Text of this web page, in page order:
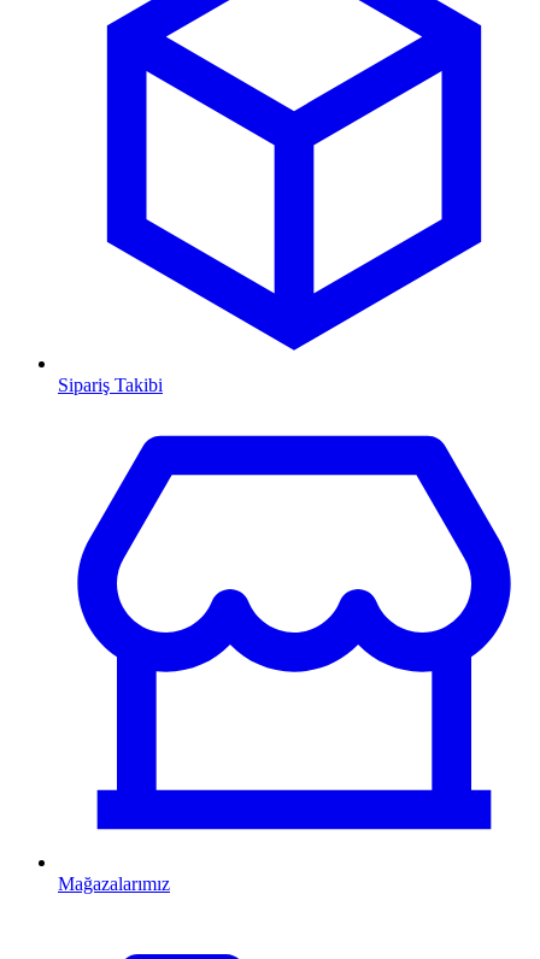
Sipariş Takibi
Mağazalarımız